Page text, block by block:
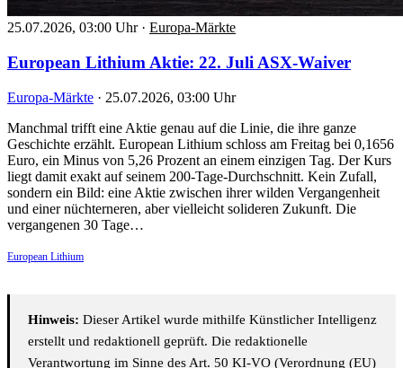
25.07.2026, 03:00 Uhr · Europa-Märkte
European Lithium Aktie: 22. Juli ASX-Waiver
Europa-Märkte · 25.07.2026, 03:00 Uhr
Manchmal trifft eine Aktie genau auf die Linie, die ihre ganze
Geschichte erzählt. European Lithium schloss am Freitag bei 0,1656
Euro, ein Minus von 5,26 Prozent an einem einzigen Tag. Der Kurs
liegt damit exakt auf seinem 200-Tage-Durchschnitt. Kein Zufall,
sondern ein Bild: eine Aktie zwischen ihrer wilden Vergangenheit
und einer nüchterneren, aber vielleicht solideren Zukunft. Die
vergangenen 30 Tage…
European Lithium
Hinweis: Dieser Artikel wurde mithilfe Künstlicher Intelligenz
erstellt und redaktionell geprüft. Die redaktionelle
Verantwortung im Sinne des Art. 50 KI-VO (Verordnung (EU)